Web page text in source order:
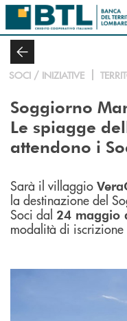
Salta al contenuto principale
SOCI / INIZIATIVE
Soggiorno
Le spiagge
attendono i
Sarà il villaggio
la destinazione del
Soci dal 24 maggio
modalità di iscrizione